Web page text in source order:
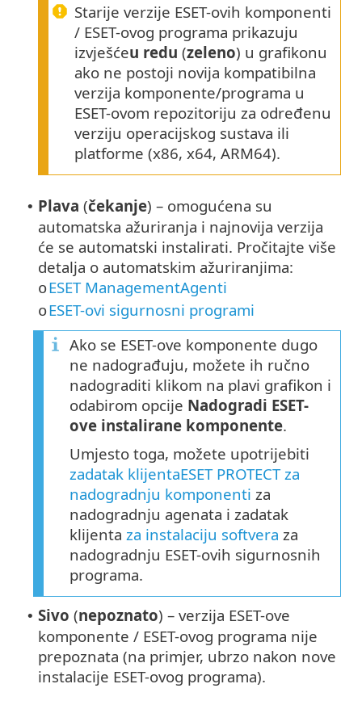
Starije verzije ESET-ovih komponenti
/ ESET-ovog programa prikazuju
izvješćeu redu (zeleno) u grafikonu
ako ne postoji novija kompatibilna
verzija komponente/programa u
ESET-ovom repozitoriju za određenu
verziju operacijskog sustava ili
platforme (x86, x64, ARM64).
• Plava (čekanje) – omogućena su
automatska ažuriranja i najnovija verzija
će se automatski instalirati. Pročitajte više
detalja o automatskim ažuriranjima:
oESET ManagementAgenti
oESET-ovi sigurnosni programi
Ako se ESET-ove komponente dugo
ne nadograđuju, možete ih ručno
nadograditi klikom na plavi grafikon i
odabirom opcije Nadogradi ESET-
ove instalirane komponente.
Umjesto toga, možete upotrijebiti
zadatak klijentaESET PROTECT za
nadogradnju komponenti za
nadogradnju agenata i zadatak
klijenta za instalaciju softvera za
nadogradnju ESET-ovih sigurnosnih
programa.
• Sivo (nepoznato) – verzija ESET-ove
komponente / ESET-ovog programa nije
prepoznata (na primjer, ubrzo nakon nove
instalacije ESET-ovog programa).